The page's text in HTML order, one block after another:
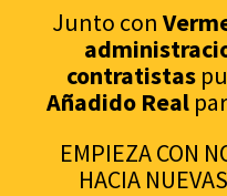
Junto con
contratistas
Añadido Real
EMPIEZA CON
HACIA